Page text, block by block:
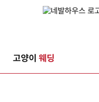
고양이 웨딩